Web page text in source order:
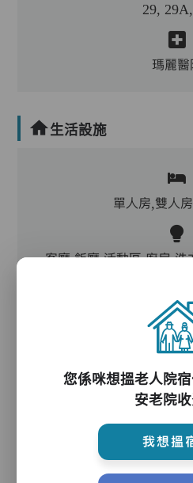
29,
瑪麗醫
生活設施
單人房,雙人
客廳,飯廳,活動區,廚房,洗
電動床,氣墊床,電梯,防滑
主管,助理員,護理員,保健
您係咪想搵老人院
安老院收
我想搵